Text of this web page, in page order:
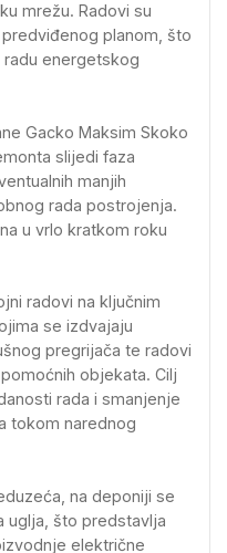
mrežu. Radovi su
planom, što
energetskog
Gacko Maksim Skoko
slijedi faza
manjih
rada postrojenja.
u vrlo kratkom roku
radovi na ključnim
se izdvajaju
pregrijača te radovi
objekata. Cilj
rada i smanjenje
tokom narednog
na deponiji se
uglja, što predstavlja
električne